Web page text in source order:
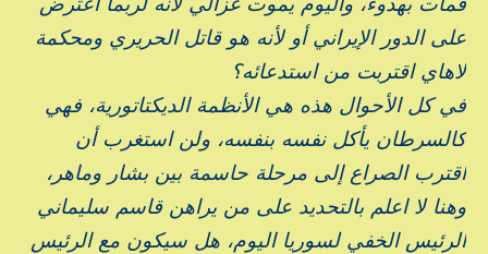
على الدور الإيراني أو لأنه هو قاتل الحريري ومحكمة
لاهاي اقتربت من استدعائه؟
في كل الأحوال هذه هي الأنظمة الديكتاتورية، فهي
كالسرطان يأكل نفسه بنفسه، ولن استغرب أن
اقترب الصراع إلى مرحلة حاسمة بين بشار وماهر،
وهنا لا اعلم بالتحديد على من يراهن قاسم سليماني
الرئيس الخفي لسوريا اليوم، هل سيكون مع الرئيس